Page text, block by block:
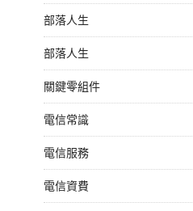
部落人生
部落人生
關鍵零組件
電信常識
電信服務
電信資費